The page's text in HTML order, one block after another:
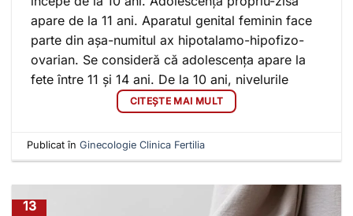
apare de la 11 ani. Aparatul genital feminin face
parte din așa-numitul ax hipotalamo-hipofizo-
ovarian. Se consideră că adolescența apare la
fete între 11 și 14 ani. De la 10 ani, nivelurile
CITEȘTE MAI MULT
Publicat înGinecologie Clinica Fertilia
13